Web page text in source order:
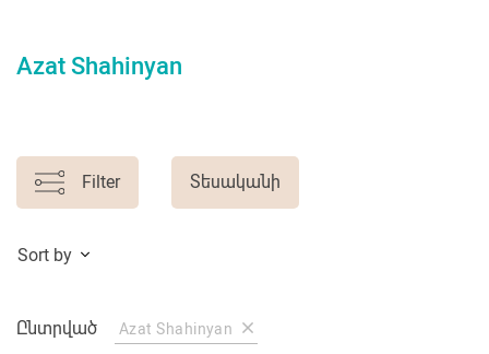
Azat Shahinyan
Filter Տեսականի
Sort by
Ընտրված Azat Shahinyan